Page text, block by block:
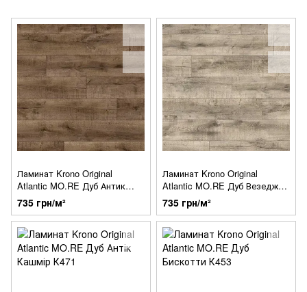
Ламинат Krono Original
Atlantic MO.RE Дуб Антик
Волкейно К461
735 грн/м²
Ламинат Krono Original
Atlantic MO.RE Дуб Везедж
Волкейно К463
735 грн/м²